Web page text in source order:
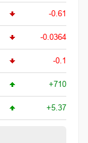
-0.61
-0.0364
-0.1
+710
+5.37